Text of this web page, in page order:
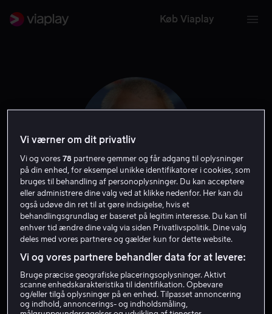
Køb Viaplay
Lee Tamahori
Vi værner om dit privatliv
Vi og vores78 partnere gemmer og får adgang til oplysninger
på din enhed, for eksempel unikke identifikatorer i cookies, som
bruges til behandling af personoplysninger. Du kan acceptere
eller administrere dine valg ved at klikke nedenfor. Her kan du
også udøve din ret til at gøre indsigelse, hvis et
behandlingsgrundlag er baseret på legitim interesse. Du kan til
enhver tid ændre dine valg via siden Privatlivspolitik. Dine valg
deles med vores partnere og gælder kun for dette website.
Vi og vores partnere behandler data for at levere:
Bruge præcise geografiske placeringsoplysninger. Aktivt
scanne enhedskarakteristika til identifikation. Opbevare
og/eller tilgå oplysninger på en enhed. Tilpasset annoncering
og indhold, annoncerings- og indholdsmåling,